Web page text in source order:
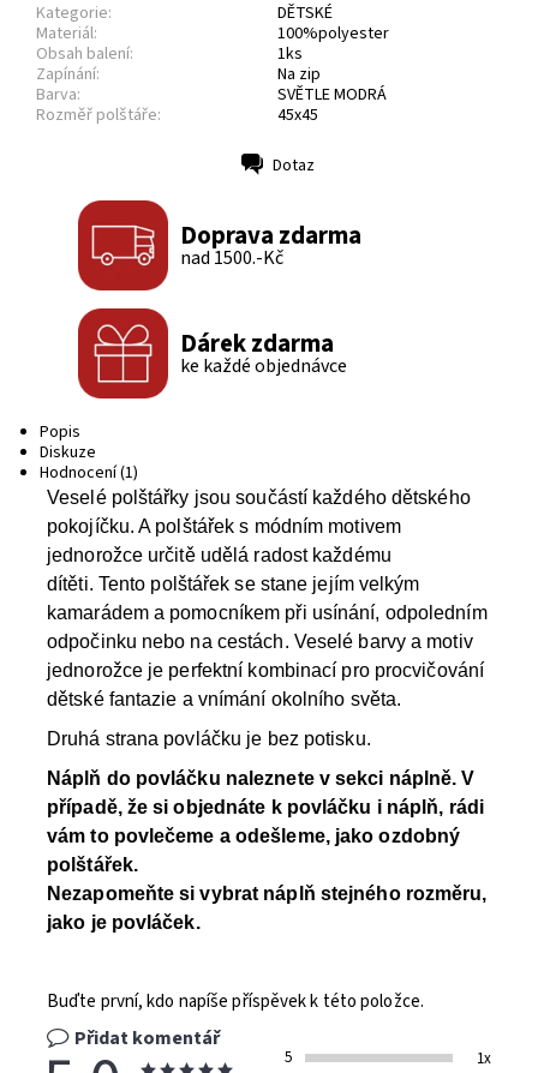
Kategorie:
DĚTSKÉ
Materiál:
100%polyester
Obsah balení:
1ks
Zapínání:
Na zip
Barva:
SVĚTLE MODRÁ
Rozměř polštáře:
45x45
Dotaz
Doprava zdarma
nad 1500.-Kč
Dárek zdarma
ke každé objednávce
Popis
Diskuze
Hodnocení (1)
Veselé polštářky jsou součástí každého dětského
pokojíčku. A polštářek s módním motivem
jednorožce určitě udělá radost každému
dítěti. Tento polštářek se stane jejím velkým
kamarádem a pomocníkem při usínání, odpoledním
odpočinku nebo na cestách. Veselé barvy a motiv
jednorožce je perfektní kombinací pro procvičování
dětské fantazie a vnímání okolního světa.
Druhá strana povláčku je bez potisku.
Náplň do povláčku naleznete v sekci náplně. V
případě, že si objednáte k povláčku i náplň, rádi
vám to povlečeme a odešleme, jako ozdobný
polštářek.
Nezapomeňte si vybrat náplň stejného rozměru,
jako je povláček.
Buďte první, kdo napíše příspěvek k této položce.
Přidat komentář
5
1x